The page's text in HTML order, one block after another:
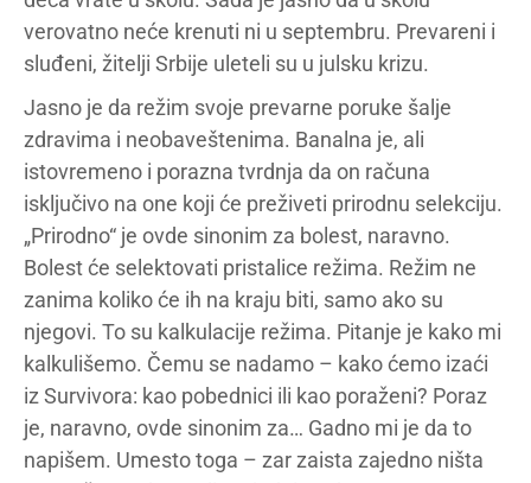
verovatno neće krenuti ni u septembru. Prevareni i
sluđeni, žitelji Srbije uleteli su u julsku krizu.
Jasno je da režim svoje prevarne poruke šalje
zdravima i neobaveštenima. Banalna je, ali
istovremeno i porazna tvrdnja da on računa
isključivo na one koji će preživeti prirodnu selekciju.
„Prirodno“ je ovde sinonim za bolest, naravno.
Bolest će selektovati pristalice režima. Režim ne
zanima koliko će ih na kraju biti, samo ako su
njegovi. To su kalkulacije režima. Pitanje je kako mi
kalkulišemo. Čemu se nadamo – kako ćemo izaći
iz Survivora: kao pobednici ili kao poraženi? Poraz
je, naravno, ovde sinonim za… Gadno mi je da to
napišem. Umesto toga – zar zaista zajedno ništa